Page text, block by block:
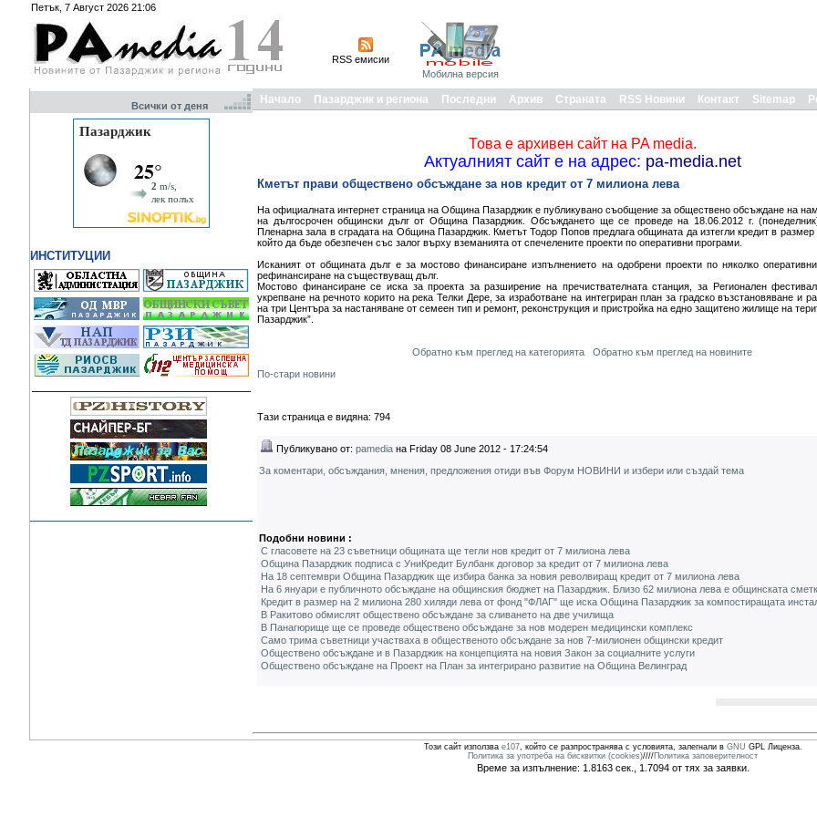
Петък, 7 Август 2026 21:06
RSS емисии
Мобилна версия
Всички от деня
ИНСТИТУЦИИ
Начало Пазарджик и региона Последни Архив Страната RSS Новини Контакт Sitemap
Това е архивен сайт на PA media.
Актуалният сайт е на адрес: pa-media.net
Кметът прави обществено обсъждане за нов кредит от 7 милиона лева
На официалната интернет страница на Община Пазарджик е публикувано съобщение за обществено обсъждане на
на дългосрочен общински дълг от Община Пазарджик. Обсъждането ще се проведе на 18.06.2012 г.
Пленарна зала в сградата на Община Пазарджик. Кметът Тодор Попов предлага общината да изтегли кредит в размер
който да бъде обезпечен със залог върху вземанията от спечелените проекти по оперативни програми.
Исканият от общината дълг е за мостово финансиране изпълнението на одобрени проекти по няколко
рефинансиране на съществуващ дълг.
Мостово финансиране се иска за проекта за разширение на пречиствателната станция, за Регионален
укрепване на речното корито на река Телки Дере, за изработване на интегриран план за градско възстановяване и
на три Центъра за настаняване от семеен тип и ремонт, реконструкция и пристройка на едно защитено жилище на
Пазарджик”.
Обратно към преглед на категорията
Обратно към преглед на новините
По-стари новини
Тази страница е видяна: 794
Публикувано от: pamedia на Friday 08 June 2012 - 17:24:54
За коментари, обсъждания, мнения, предложения отиди във Форум НОВИНИ и избери или създай тема
Подобни новини :
С гласовете на 23 съветници общината ще тегли нов кредит от 7 милиона лева
Община Пазарджик подписа с УниКредит Булбанк договор за кредит от 7 милиона лева
На 18 септември Община Пазарджик ще избира банка за новия револвиращ кредит от 7 милиона лева
На 6 януари е публичното обсъждане на общинския бюджет на Пазарджик. Близо 62 милиона лева е общинската
Кредит в размер на 2 милиона 280 хиляди лева от фонд "ФЛАГ" ще иска Община Пазарджик за компостиращата
В Ракитово обмислят обществено обсъждане за сливането на две училища
В Панагюрище ще се проведе обществено обсъждане за нов модерен медицински комплекс
Само трима съветници участваха в общественото обсъждане за нов 7-милионен общински кредит
Обществено обсъждане и в Пазарджик на концепцията на новия Закон за социалните услуги
Обществено обсъждане на Проект на План за интегрирано развитие на Община Велинград
Този сайт използва e107, който се разпространява с условията, залегнали в GNU GPL Лиценза.
Политика за употреба на бисквитки (cookies)////Политика заповерителност
Време за изпълнение: 1.8163 сек., 1.7094 от тях за заявки.